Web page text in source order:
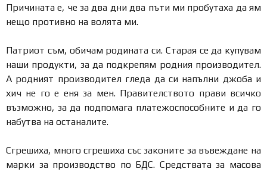
Причината е, че за два дни два пъти ми пробутаха да ям
нещо противно на волята ми.
Патриот съм, обичам родината си. Старая се да купувам
наши продукти, за да подкрепям родния производител.
А родният производител гледа да си напълни джоба и
хич не го е еня за мен. Правителството прави всичко
възможно, за да подпомага платежоспособните и да го
набутва на останалите.
Сгрешиха, много сгрешиха със законите за въвеждане на
марки за производство по БДС. Средствата за масова